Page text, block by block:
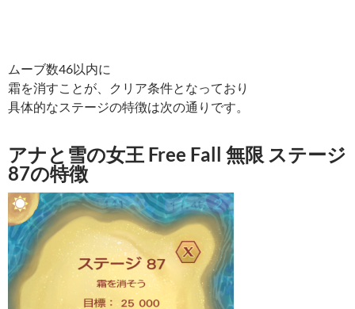
ムーブ数46以内に
霜を消すことが、クリア条件となっており
具体的なステージの特徴は次の通りです。
アナと雪の女王 Free Fall 無限 ステージ
87の特徴